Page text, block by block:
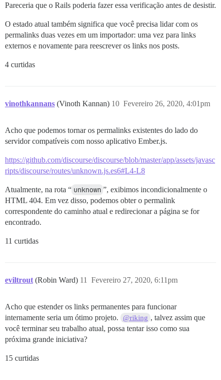
Pareceria que o Rails poderia fazer essa verificação antes de desistir.
O estado atual também significa que você precisa lidar com os
permalinks duas vezes em um importador: uma vez para links
externos e novamente para reescrever os links nos posts.
4 curtidas
vinothkannans (Vinoth Kannan) Fevereiro 26, 2020, 4:01pm
10
Acho que podemos tornar os permalinks existentes do lado do
servidor compatíveis com nosso aplicativo Ember.js.
https://github.com/discourse/discourse/blob/master/app/assets/javasc
ripts/discourse/routes/unknown.js.es6#L4-L8
Atualmente, na rota “ unknown ”, exibimos incondicionalmente o
HTML 404. Em vez disso, podemos obter o permalink
correspondente do caminho atual e redirecionar a página se for
encontrado.
11 curtidas
eviltrout (Robin Ward) Fevereiro 27, 2020, 6:11pm
11
Acho que estender os links permanentes para funcionar
internamente seria um ótimo projeto.
@riking , talvez assim que
você terminar seu trabalho atual, possa tentar isso como sua
próxima grande iniciativa?
15 curtidas